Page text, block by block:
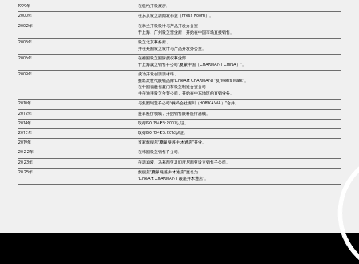
1999年 在纽约开设展厅。
2000年 在东京设立新闻发布室（Press Room）。
2002年
在米兰开设设计与产品开发办公室，
于上海、广州设立营业所，开始在中国市场直接销售。
2005年
设立北京事务所，
并在美国设立设计与产品开发办公室。
2006年
在德国设立国际授权事业部，
于上海成立销售子公司“夏蒙中国（CHARMANT CHINA）”。
2009年
成功开发创新新材料，
推出次世代眼镜品牌“LineArt CHARMANT”及“Men’s Mark”。
在中国福建省厦门市设立制造合资公司，
并在迪拜设立合资公司，开始在中东地区的直销业务。
2010年 与集团制造子公司“株式会社堀川（HORIKAWA）”合并。
2012年 进军医疗领域，开始销售眼科医疗器械。
2014年 取得ISO 13485:2003认证。
2018年 取得ISO 13485:2016认证。
2019年 首家旗舰店“夏蒙 银座并木通店”开业。
2022年 在韩国设立销售子公司。
2023年 在新加坡、马来西亚及印度尼西亚设立销售子公司。
2025年
旗舰店“夏蒙 银座并木通店”更名为
“LineArt CHARMANT 银座并木通店”。